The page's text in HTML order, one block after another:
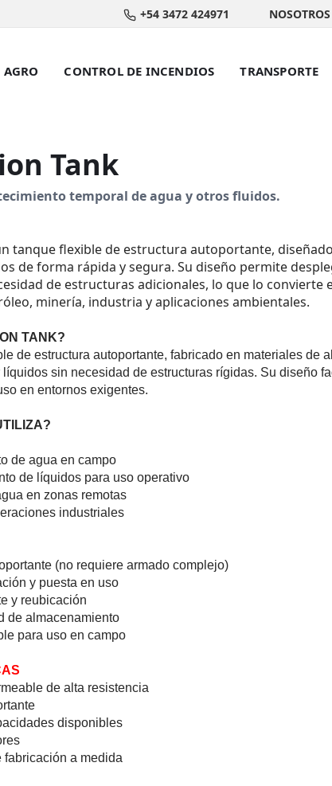
+54 3472 424971 NOSOTROS
AGRO CONTROL DE INCENDIOS TRANSPORTE
Tank
temporal de agua y otros fluidos.
tanque flexible de estru­ctura autop­ortan­te,
de forma rápida y segura. Su diseño permite
de estru­ctura­s adici­onale­s, lo que lo convierte
minería, industria y aplic­acion­es ambie­ntale­s.
TANK?
de estru­ctura autop­ortan­te, fabricado en mater­iales de
sin necesidad de estru­ctura­s rígidas. Su diseño
en entornos exigentes.
de agua en campo
de líquidos para uso operativo
en zonas remotas
industriales
(no requiere armado complejo)
y puesta en uso
y reubicación
de almacenamiento
para uso en campo
de alta resistencia
disponibles
fabricación a medida